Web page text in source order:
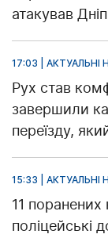
атакував
17:03 | АКТУАЛЬНІ
Рух став
завершили
переїзду,
15:33 | АКТУАЛЬНІ
11
поліцейські